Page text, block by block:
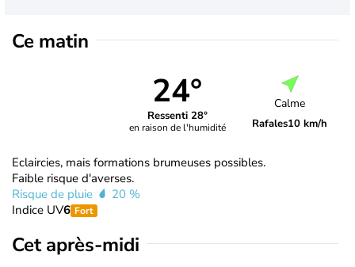
Ce matin
24°
Ressenti 28°
en raison de l'humidité
Calme
Rafales10 km/h
Eclaircies, mais formations brumeuses possibles.
Faible risque d'averses.
Risque de pluie
20 %
Indice UV6 Fort
Cet après-midi